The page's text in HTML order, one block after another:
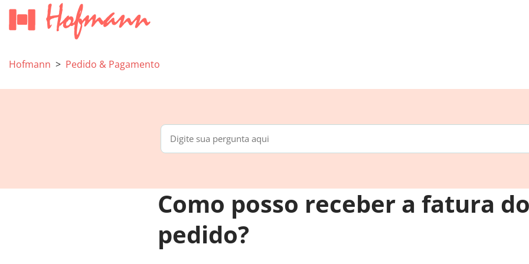
Hofmann Pedido & Pagamento
Como posso receber a fatura
pedido?